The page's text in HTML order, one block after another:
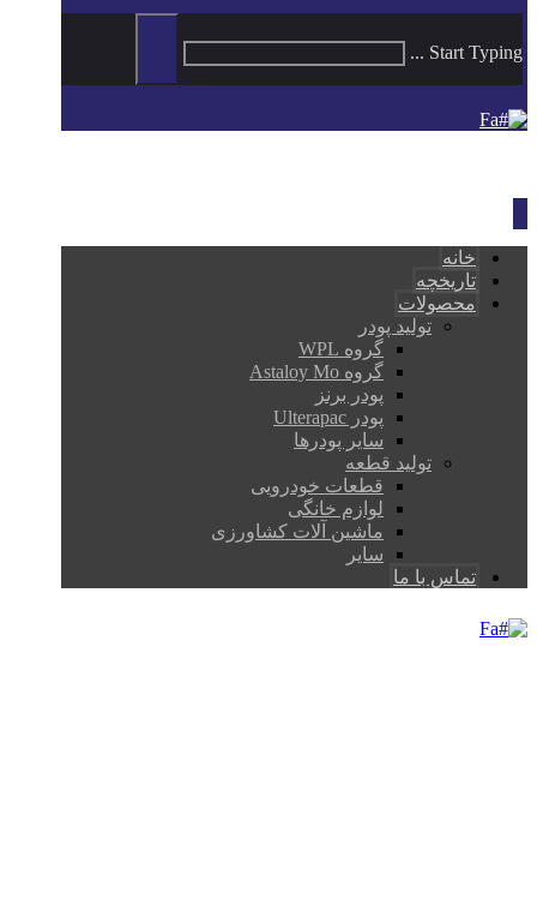
Start Typing ...
Fa
خانه
تاریخچه
محصولات
تولید پودر
گروه WPL
گروه Astaloy Mo
پودر برنز
پودر Ulterapac
سایر پودرها
تولید قطعه
قطعات خودرویی
لوازم خانگی
ماشین آلات کشاورزی
سایر
تماس با ما
Fa